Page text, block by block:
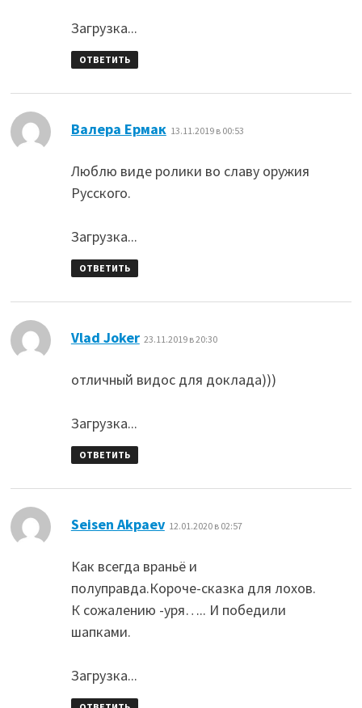
Загрузка...
ОТВЕТИТЬ
Валера Ермак 13.11.2019 в 00:53
Люблю виде ролики во славу оружия
Русского.
Загрузка...
ОТВЕТИТЬ
Vlad Joker: 23.11.2019 в 20:30
отличный видос для доклада)))
Загрузка...
ОТВЕТИТЬ
Seisen Akpaev: 12.01.2020 в 02:57
Как всегда враньё и
полуправда.Короче-сказка для лохов.
К сожалению -уря….. И победили
шапками.
Загрузка...